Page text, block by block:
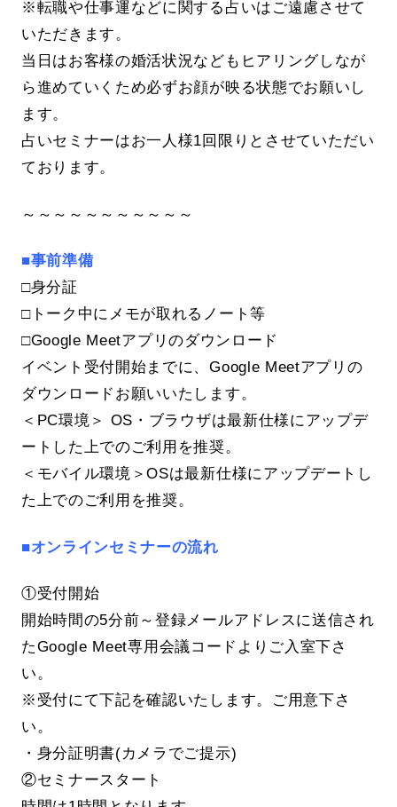
※転職や仕事運などに関する占いはご遠慮させて
いただきます。
当日はお客様の婚活状況などもヒアリングしなが
ら進めていくため必ずお顔が映る状態でお願いし
ます。
占いセミナーはお一人様1回限りとさせていただい
ております。
～～～～～～～～～～～
■事前準備
□身分証
□トーク中にメモが取れるノート等
□Google Meetアプリのダウンロード
イベント受付開始までに、Google Meetアプリの
ダウンロードお願いいたします。
＜PC環境＞ OS・ブラウザは最新仕様にアップデ
ートした上でのご利用を推奨。
＜モバイル環境＞OSは最新仕様にアップデートし
た上でのご利用を推奨。
■オンラインセミナーの流れ
①受付開始
開始時間の5分前～登録メールアドレスに送信され
たGoogle Meet専用会議コードよりご入室下さ
い。
※受付にて下記を確認いたします。ご用意下さ
い。
・身分証明書(カメラでご提示)
②セミナースタート